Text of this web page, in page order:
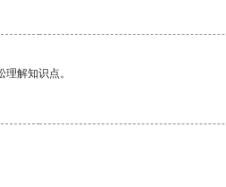
解知识点。